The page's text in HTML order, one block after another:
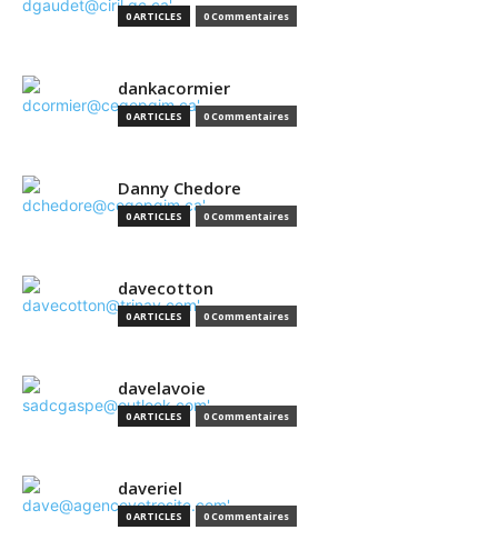
0 ARTICLES 0 Commentaires
dankacormier
0 ARTICLES 0 Commentaires
Danny Chedore
0 ARTICLES 0 Commentaires
davecotton
0 ARTICLES 0 Commentaires
davelavoie
0 ARTICLES 0 Commentaires
daveriel
0 ARTICLES 0 Commentaires